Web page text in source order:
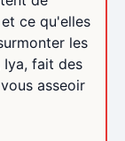
ce qu'elles
les
Iya, fait des
asseoir